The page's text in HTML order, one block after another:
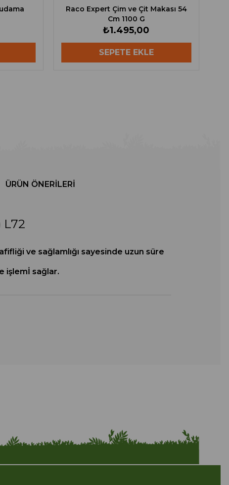
Raco Expert Çim ve Çit Makası 54
Cm 1100 G
₺1.495,00
SEPETE EKLE
ÜRÜN ÖNERILERI
L72
ve sağlamlığı sayesinde uzun süre
işlemİ sağlar.